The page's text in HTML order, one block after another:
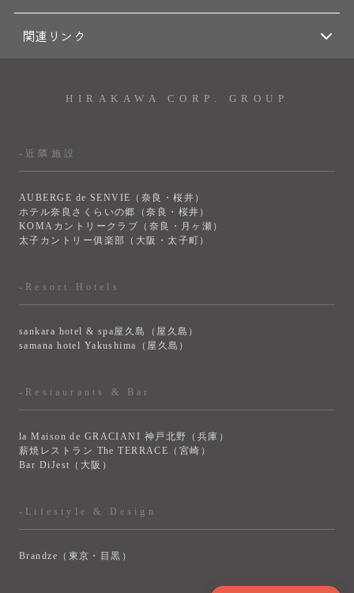
関連リンク
HIRAKAWA CORP. GROUP
-近隣施設
AUBERGE de SENVIE（奈良・桜井）
ホテル奈良さくらいの郷（奈良・桜井）
KOMAカントリークラブ（奈良・月ヶ瀬）
太子カントリー俱楽部（大阪・太子町）
-Resort Hotels
sankara hotel & spa屋久島（屋久島）
samana hotel Yakushima（屋久島）
-Restaurants & Bar
la Maison de GRACIANI 神戸北野（兵庫）
薪焼レストラン The TERRACE（宮崎）
Bar DiJest（大阪）
-Lifestyle & Design
Brandze（東京・目黒）